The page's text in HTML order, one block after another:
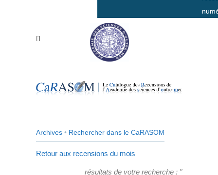
Archives • Rechercher dans le CaRASOM
Retour aux recensions du mois
résultats de votre recherche : "